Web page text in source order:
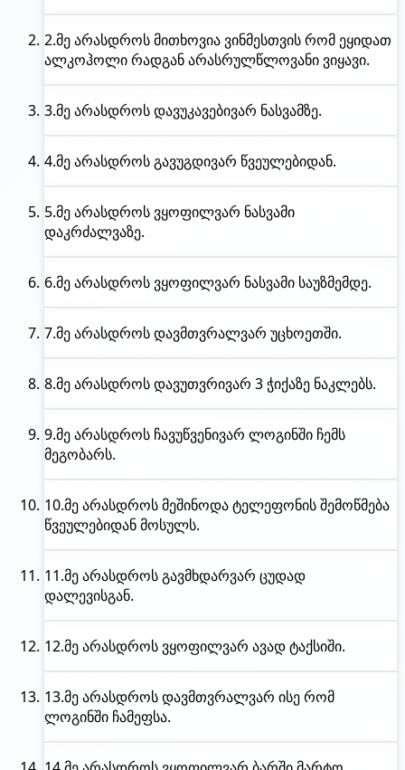
2.მე არასდროსმითხოვია ვინმესთვის რომ ეყიდათ
ალკოჰოლი რადგან არასრულწლოვანი ვიყავი.
3.მე არასდროსდავუკავებივარ ნასვამზე.
4.მე არასდროსგავუგდივარ წვეულებიდან.
5.მე არასდროს ვყოფილვარ ნასვამი
დაკრძალვაზე.
6.მე არასდროს ვყოფილვარ ნასვამი საუზმემდე.
7.მე არასდროსდავმთვრალვარ უცხოეთში.
8.მე არასდროსდავუთვრივარ 3 ჭიქაზე ნაკლებს.
9.მე არასდროს ჩავუწვენივარ ლოგინში ჩემს
მეგობარს.
10.მე არასდროსმეშინოდა ტელეფონის შემოწმება
წვეულებიდან მოსულს.
11.მე არასდროსგავმხდარვარ ცუდად
დალევისგან.
12.მე არასდროს ვყოფილვარ ავად ტაქსიში.
13.მე არასდროსდავმთვრალვარ ისე რომ
ლოგინში ჩამეფსა.